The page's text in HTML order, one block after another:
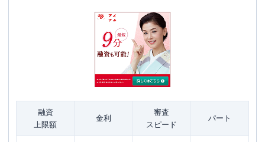
融資
上限額
金利
審査
スピード
パート